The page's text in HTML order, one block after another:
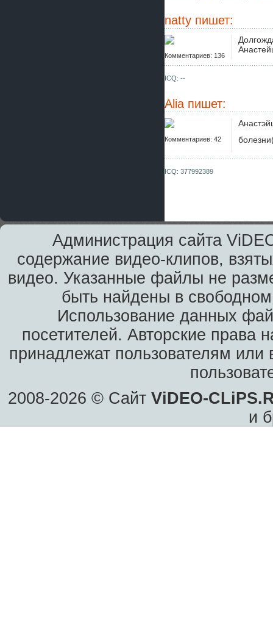
natty пишет:
Комментариев: 136
ICQ: --
Alia пишет:
Комментариев: 42
ICQ: 377992389
Администрация сайта
содержание видео-клипов,
видео. Указанные файлы не
быть найдены в
Использование данных
посетителей. Авторские права
принадлежат пользователям или
2008-2026 © Сайт ViDEO-
и